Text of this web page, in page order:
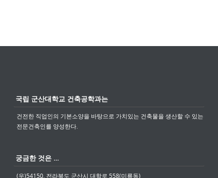
국립 군산대학교 건축공학과는
건전한 직업인의 기본소양을 바탕으로 가치있는 건축물을 생산할 수 있는
전문건축인를 양성한다.
궁금한 것은 …
(우)54150, 전라북도 군산시 대학로 558(미룡동)